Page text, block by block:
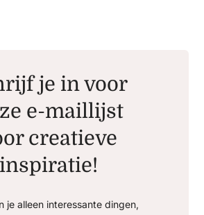
je in voor
e-maillijst
creatieve
inspiratie!
je alleen interessante dingen,